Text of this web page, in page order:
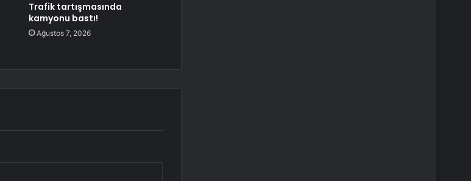
Trafik tartışmasında
kamyonu bastı!
Ağustos 7, 2026